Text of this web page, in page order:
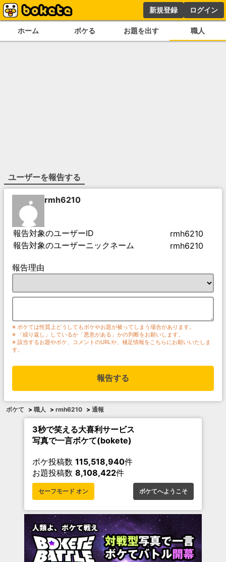
新規登録 ログイン
ホーム ボケる お題を出す 職人
ユーザーを報告する
rmh6210
報告対象のユーザーID
rmh6210
報告対象のユーザーニックネーム
rmh6210
報告理由
※ ボケては性質上どうしてもボケやお題が被ってしまう場合があります。
※ 「繰り返し」しているか「悪意がある」かの判断をお願いします。
※ 該当するお題やボケ、コメントのURLや、補足情報をこちらにお願いいたしま
す。
報告する
ボケて > 職人 > rmh6210 > 通報
3秒で笑える大喜利サービス
写真で一言ボケて(bokete)
ボケ投稿数 115,518,940件
お題投稿数 8,108,422件
セーフモード オン ボケてへようこそ